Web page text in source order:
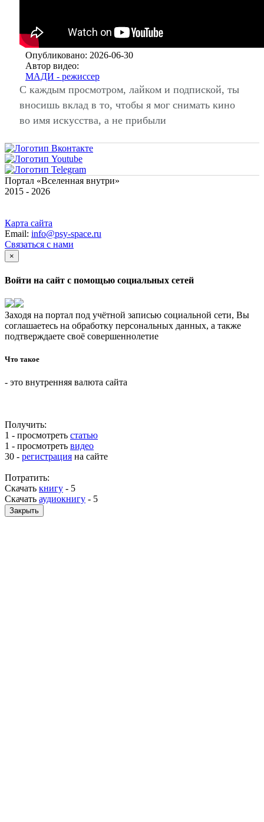
Опубликовано: 2026-06-30
Автор видео:
МАДИ - режиссер
С каждым просмотром, лайком и подпиской, ты
вносишь вклад в то, чтобы я мог снимать кино
во имя искусства, а не прибыли
Портал «Вселенная внутри»
2015 - 2026
Карта сайта
Email: info@psy-space.ru
Связаться с нами
×
Войти на сайт с помощью социальных сетей
Заходя на портал под учётной записью социальной сети, Вы
соглашаетесь на обработку персональных данных, а также
подтверждаете своё совершеннолетие
Что такое
- это внутренняя валюта сайта
Получить:
1 - просмотреть статью
1 - просмотреть видео
30 - регистрация на сайте
Потратить:
Скачать книгу - 5
Скачать аудиокнигу - 5
Закрыть